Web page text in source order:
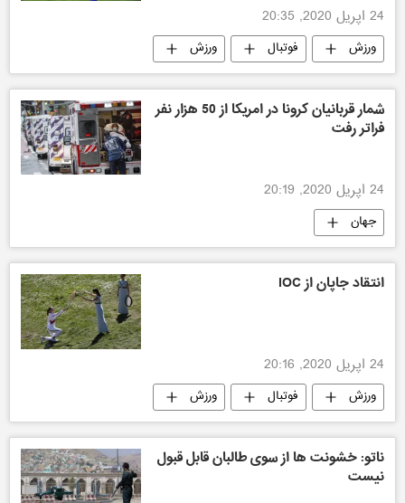
24 اپریل 2020, 20:35
ورزش فوتبال ورزش
شمار قربانیان کرونا در امریکا از 50 هزار نفر
فراتر رفت
24 اپریل 2020, 20:19
جهان
انتقاد جاپان از IOC
24 اپریل 2020, 20:16
ورزش فوتبال ورزش
ناتو: خشونت ‌ها از سوی طالبان قابل قبول
نیست